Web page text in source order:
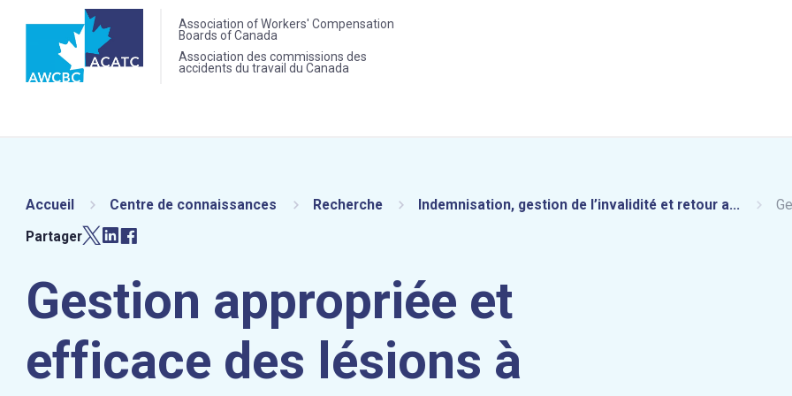
Association of Workers' Compensation
Boards of Canada
Association des commissions des
accidents du travail du Canada
Accueil Centre de connaissances Recherche Indemnisation, gestion de l’invalidité et retour a...
Partager
Gestion appropriée et
efficace des lésions à